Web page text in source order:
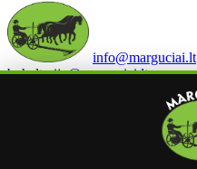
info@marguciai.lt
buhalterija@marguciai.lt